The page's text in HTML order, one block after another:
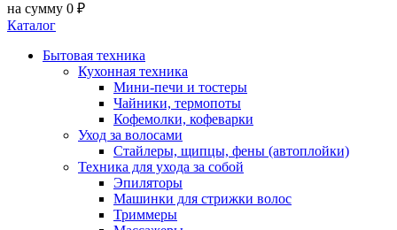
на сумму 0 ₽
Каталог
Бытовая техника
Кухонная техника
Мини-печи и тостеры
Чайники, термопоты
Кофемолки, кофеварки
Уход за волосами
Стайлеры, щипцы, фены (автоплойки)
Техника для ухода за собой
Эпиляторы
Машинки для стрижки волос
Триммеры